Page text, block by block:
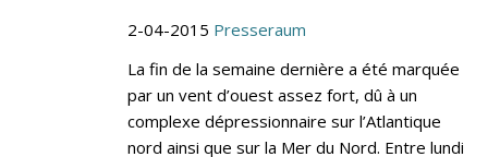
2-04-2015 Presseraum
La fin de la semaine dernière a été marquée
par un vent d’ouest assez fort, dû à un
complexe dépressionnaire sur l’Atlantique
nord ainsi que sur la Mer du Nord. Entre lundi